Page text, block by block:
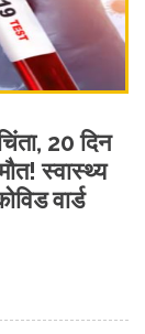
20 दिन
स्वास्थ्य
वार्ड